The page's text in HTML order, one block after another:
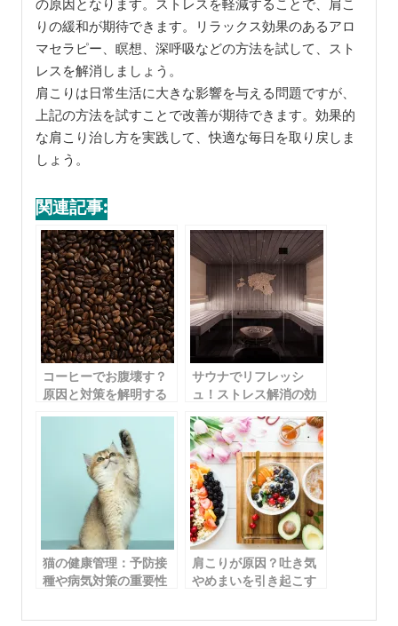
の原因となります。ストレスを軽減することで、肩こ
りの緩和が期待できます。リラックス効果のあるアロ
マセラピー、瞑想、深呼吸などの方法を試して、スト
レスを解消しましょう。
肩こりは日常生活に大きな影響を与える問題ですが、
上記の方法を試すことで改善が期待できます。効果的
な肩こり治し方を実践して、快適な毎日を取り戻しま
しょう。
関連記事:
コーヒーでお腹壊す？
原因と対策を解明する
サウナでリフレッシ
ュ！ストレス解消の効
の影響
猫の健康管理：予防接
種や病気対策の重要性
肩こりが原因？吐き気
やめまいを引き起こす